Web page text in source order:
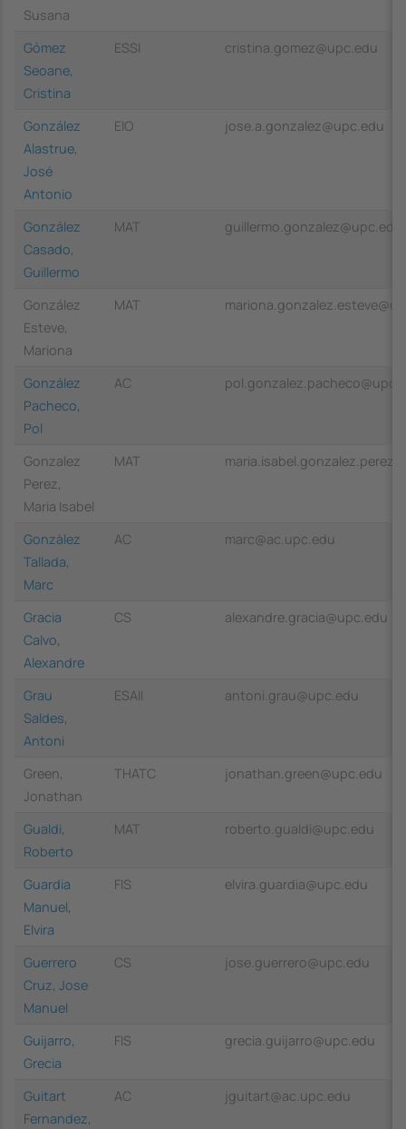
Susana
Gómez
Seoane,
Cristina
ESSI cristina.gomez@upc.edu
González
Alastrue,
José
Antonio
EIO jose.a.gonzalez@upc.edu
González
Casado,
Guillermo
MAT guillermo.gonzalez@upc.edu
González
Esteve,
Mariona
MAT
González
Pacheco,
Pol
AC
Gonzalez
Perez,
Maria Isabel
MAT
Gonzàlez
Tallada,
Marc
AC marc@ac.upc.edu
Gracia
Calvo,
Alexandre
CS alexandre.gracia@upc.edu
Grau
Saldes,
Antoni
ESAII antoni.grau@upc.edu
Green,
Jonathan
THATC jonathan.green@upc.edu
Gualdi,
Roberto
MAT roberto.gualdi@upc.edu
Guardia
Manuel,
Elvira
FIS elvira.guardia@upc.edu
Guerrero
Cruz, Jose
Manuel
CS jose.guerrero@upc.edu
Guijarro,
Grecia
FIS grecia.guijarro@upc.edu
Guitart
Fernandez,
AC jguitart@ac.upc.edu